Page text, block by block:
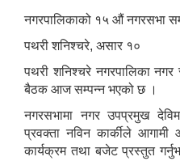
नगरपालिकाको १५ औं नगरसभा
पथरी शनिश्चरे, असार १०
पथरी शनिश्चरे नगरपालिका
बैठक आज सम्पन्न भएको छ ।
नगरसभामा नगर उपप्रमुख
प्रवक्ता नविन कार्कीले आगामी
कार्यक्रम तथा बजेट प्रस्तुत